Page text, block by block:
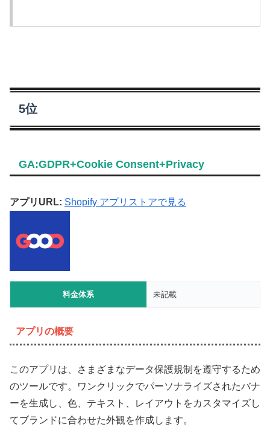
5位
GA:GDPR+Cookie Consent+Privacy
アプリURL: Shopify アプリストアで見る
料金体系 未記載
アプリの概要
このアプリは、さまざまなデータ保護規制を遵守するため
のツールです。ワンクリックでパーソナライズされたバナ
ーを生成し、色、テキスト、レイアウトをカスタマイズし
てブランドに合わせた外観を作成します。